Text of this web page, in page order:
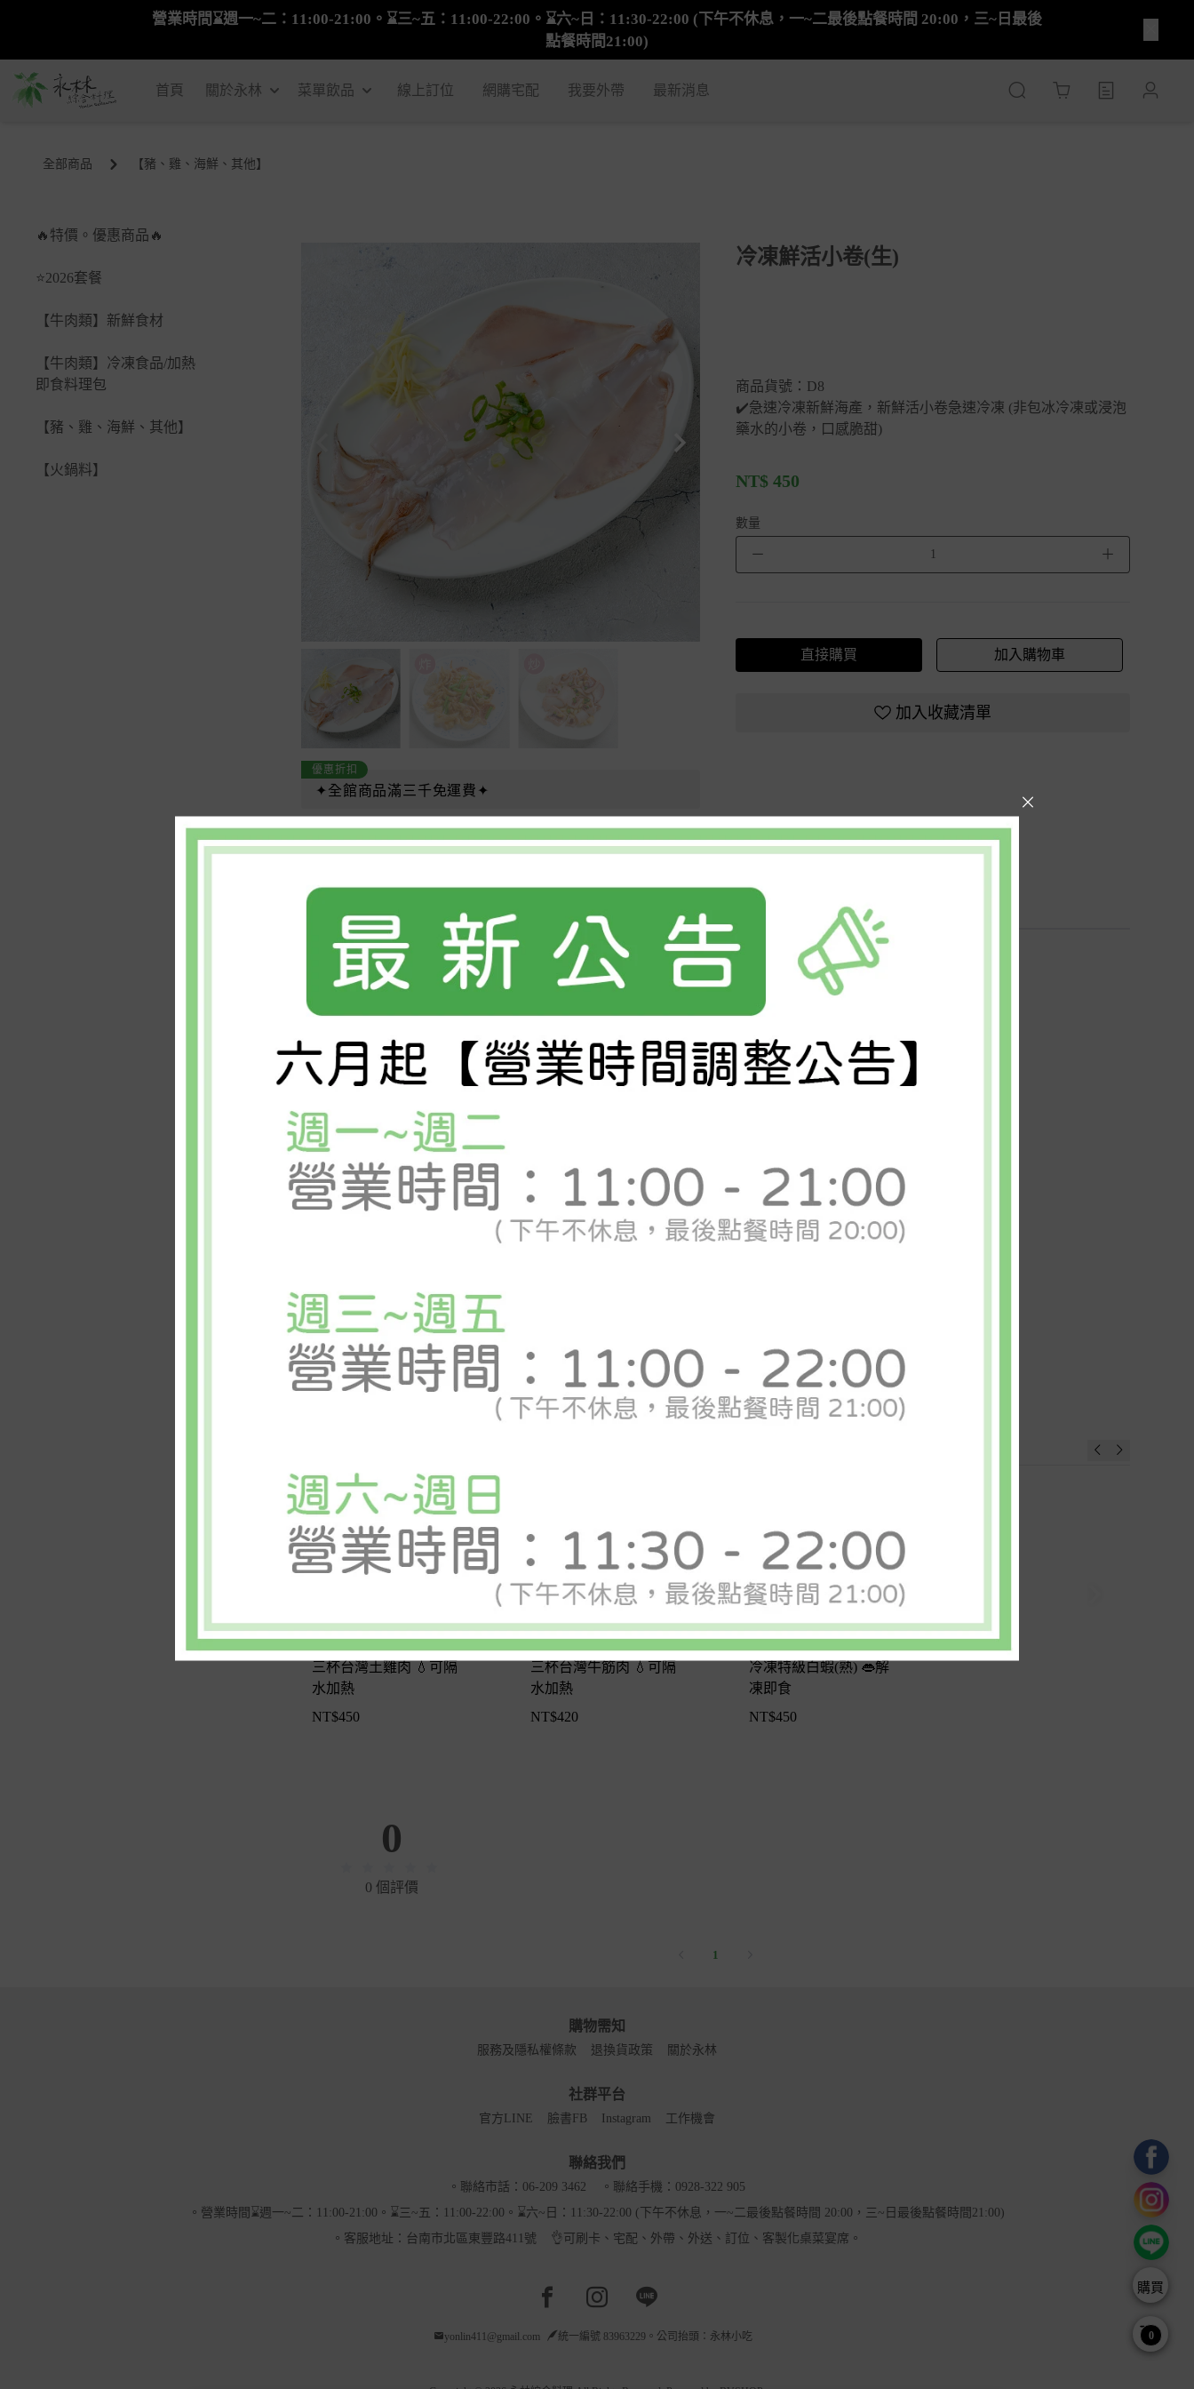
營業時間⌛週一~二：11:00-21:00。⌛三~五：11:00-22:00。⌛六~日：11:30-22:00 (下午不休息，一~二最後點餐時間 20:00，三~日最後
點餐時間21:00)
首頁 關於永林 菜單飲品 線上訂位 網購宅配 我要外帶 最新消息 Cart
全部商品 【豬、雞、海鮮、其他】
🔥特價。優惠商品🔥
⭐2026套餐
【牛肉類】新鮮食材
【牛肉類】冷凍食品/加熱
即食料理包
【豬、雞、海鮮、其他】
【火鍋料】
優惠折扣
✦全館商品滿三千免運費✦
冷凍鮮活小卷(生)
商品貨號：D8
✔️急速冷凍新鮮海產，新鮮活小卷急速冷凍 (非包冰冷凍或浸泡
藥水的小卷，口感脆甜)
NT$ 450
數量
－ ＋
直接購買 加入購物車
加入收藏清單
✦ 新鮮活小卷急速冷凍 (非包冰冷凍或浸泡藥水的小卷，口感脆甜)
⚠️提醒您：此圖為烹飪參考，本商品為生鮮冷凍鮮活小卷(生)。
【產品名稱】 冷凍鮮活小卷(生)
【產地】台灣。
【成分】鮮活小卷。
【⚖️重量。份數建議】約5~7兩重
燙火鍋、香煎、烤、炸皆可~
【📆保存期限】
冷凍: -18°C以下3個月。
冷藏: 3天。
(請避免保存於日光直射、高溫多溼場所。)
✅急速冷凍新鮮海產
【🚚運送方式】
低溫宅配（常溫與冷藏將合併計算運費）。
三杯台灣土雞肉 💧可隔
水加熱
NT$450
三杯台灣牛筋肉 💧可隔
水加熱
NT$420
冷凍特級白蝦(熟) 👄解
凍即食
NT$450
0
0 個評價
1
購物需知
服務及隱私權條款 退換貨政策 關於永林
社群平台
官方LINE 臉書FB Instagram 工作機會
聯絡我們
。聯絡市話：06-209 3462
。聯絡手機：0928-322 905
。營業時間⌛週一~二：11:00-21:00。⌛三~五：11:00-22:00。⌛六~日：11:30-22:00 (下午不休息，一~二最後點餐時間 20:00，三~日最後點餐時間21:00)
。客服地址：台南市北區東豐路411號
👌可刷卡、宅配、外帶、外送、訂位、客製化桌菜宴席。
Facebook pageInstagram page
Line page
yonlin411@gmail.com 統一編號 83963229。公司抬頭：永林小吃
購買
0